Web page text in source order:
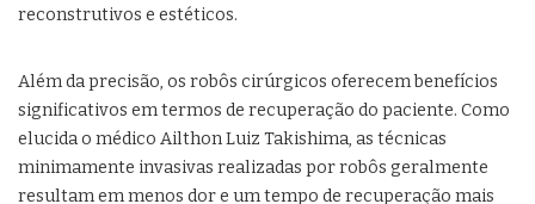
reconstrutivos e estéticos.
Além da precisão, os robôs cirúrgicos oferecem benefícios
significativos em termos de recuperação do paciente. Como
elucida o médico Ailthon Luiz Takishima, as técnicas
minimamente invasivas realizadas por robôs geralmente
resultam em menos dor e um tempo de recuperação mais